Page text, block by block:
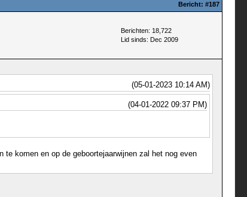
Bericht: #187
Berichten: 18,722
Lid sinds: Dec 2009
(05-01-2023 10:14 AM)
(04-01-2022 09:37 PM)
komen en op de geboortejaarwijnen zal het nog even